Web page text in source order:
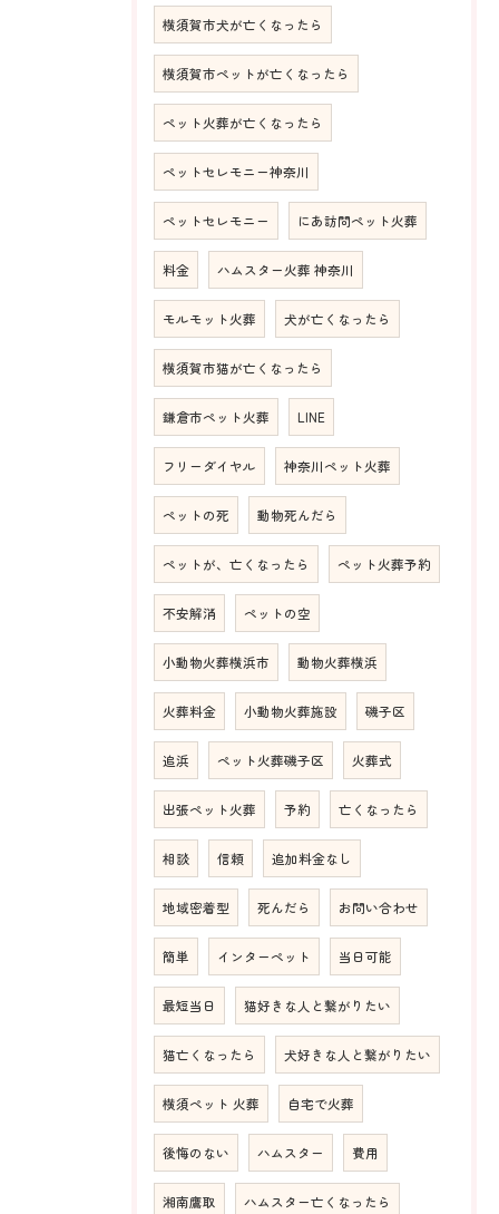
横須賀市犬が亡くなったら
横須賀市ペットが亡くなったら
ペット火葬が亡くなったら
ペットセレモニー神奈川
ペットセレモニー にあ訪問ペット火葬
料金 ハムスター火葬 神奈川
モルモット火葬 犬が亡くなったら
横須賀市猫が亡くなったら
鎌倉市ペット火葬 LINE
フリーダイヤル 神奈川ペット火葬
ペットの死 動物死んだら
ペットが、亡くなったら ペット火葬予約
不安解消 ペットの空
小動物火葬横浜市 動物火葬横浜
火葬料金 小動物火葬施設 磯子区
追浜 ペット火葬磯子区 火葬式
出張ペット火葬 予約 亡くなったら
相談 信頼 追加料金なし
地域密着型 死んだら お問い合わせ
簡単 インターペット 当日可能
最短当日 猫好きな人と繋がりたい
猫亡くなったら 犬好きな人と繋がりたい
横須ペット 火葬 自宅で火葬
後悔のない ハムスター 費用
湘南鷹取 ハムスター亡くなったら